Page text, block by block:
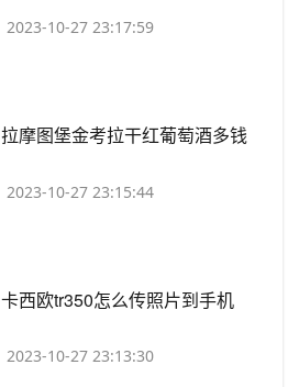
2023-10-27 23:17:59
​拉摩图堡金考拉干红葡萄酒多钱
2023-10-27 23:15:44
​卡西欧tr350怎么传照片到手机
2023-10-27 23:13:30